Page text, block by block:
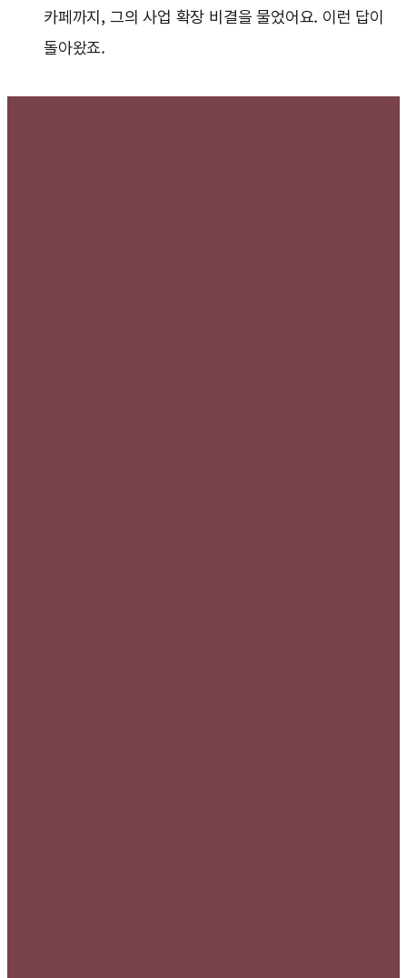
카페까지, 그의 사업 확장 비결을 물었어요. 이런 답이
돌아왔죠.